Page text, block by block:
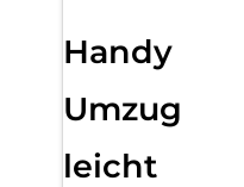
Handy
Umzug
leicht